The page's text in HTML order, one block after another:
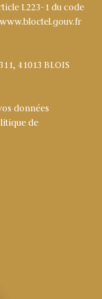
L223-1 du code
41013 BLOIS
données
de